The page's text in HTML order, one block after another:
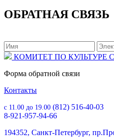
ОБРАТНАЯ СВЯЗЬ
КОМИТЕТ ПО КУЛЬТУРЕ
Форма обратной связи
Контакты
с 11.00 до 19.00 (812) 516-40-03
8-921-957-94-66
194352, Санкт-Петербург,